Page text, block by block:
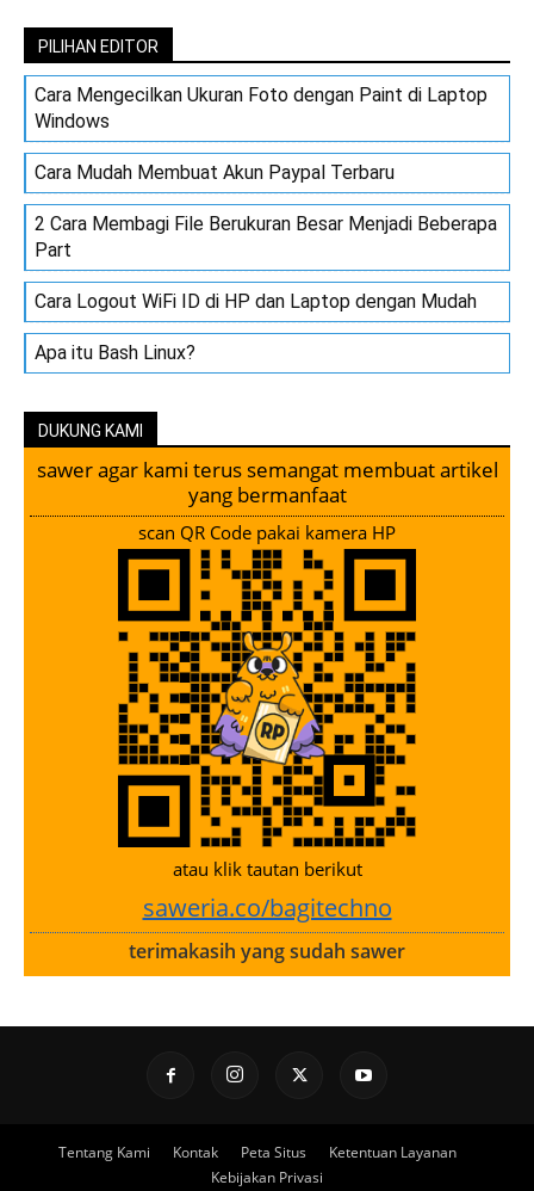
PILIHAN EDITOR
Cara Mengecilkan Ukuran Foto dengan Paint di Laptop
Windows
Cara Mudah Membuat Akun Paypal Terbaru
2 Cara Membagi File Berukuran Besar Menjadi Beberapa
Part
Cara Logout WiFi ID di HP dan Laptop dengan Mudah
Apa itu Bash Linux?
DUKUNG KAMI
sawer agar kami terus semangat membuat artikel
yang bermanfaat
scan QR Code pakai kamera HP
atau klik tautan berikut
saweria.co/bagitechno
terimakasih yang sudah sawer
Tentang Kami Kontak Peta Situs
Ketentuan Layanan
Kebijakan Privasi